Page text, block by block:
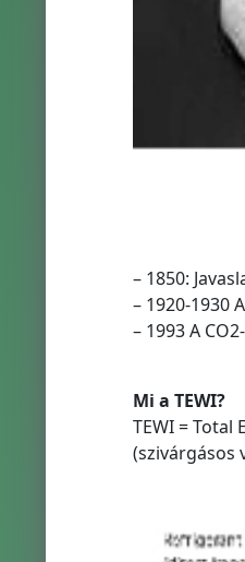
– 1850:
– 1920-1930
– 1993 A
Mi a TEWI?
TEWI =
(szivárgásos